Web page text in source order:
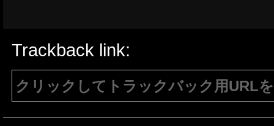
Trackback link:
クリックしてトラックバック用URL